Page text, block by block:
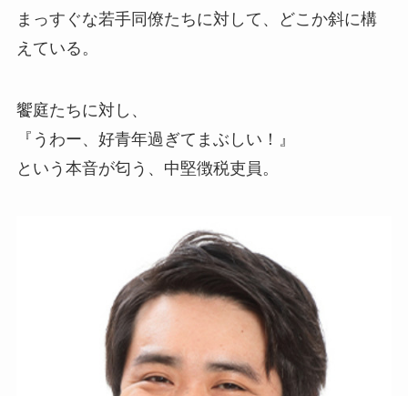
まっすぐな若手同僚たちに対して、どこか斜に構
えている。
饗庭たちに対し、
『うわー、好青年過ぎてまぶしい！』
という本音が匂う、中堅徴税吏員。